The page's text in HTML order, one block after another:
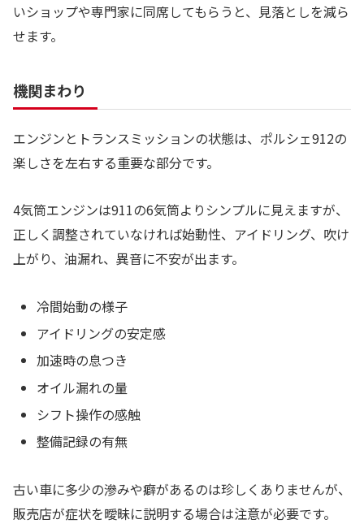
いショップや専門家に同席してもらうと、見落としを減ら
せます。
機関まわり
エンジンとトランスミッションの状態は、ポルシェ912の
楽しさを左右する重要な部分です。
4気筒エンジンは911の6気筒よりシンプルに見えますが、
正しく調整されていなければ始動性、アイドリング、吹け
上がり、油漏れ、異音に不安が出ます。
冷間始動の様子
アイドリングの安定感
加速時の息つき
オイル漏れの量
シフト操作の感触
整備記録の有無
古い車に多少の滲みや癖があるのは珍しくありませんが、
販売店が症状を曖昧に説明する場合は注意が必要です。